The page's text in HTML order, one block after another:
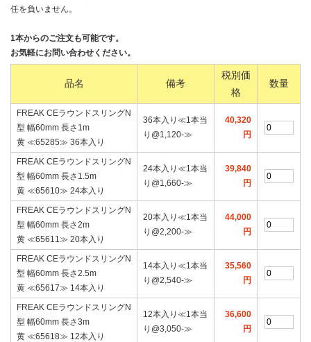
任を負いません。
1本からのご注文も可能です。
お気軽にお問い合わせください。
品名 備考
税別価
格
数量
FREAK CEラウンドスリングN
型 幅60mm 長さ1m
黄 ≪65285≫ 36本入り
36本入り≪1本当
り@1,120‐≫
40,320
円
FREAK CEラウンドスリングN
型 幅60mm 長さ1.5m
黄 ≪65610≫ 24本入り
24本入り≪1本当
り@1,660‐≫
39,840
円
FREAK CEラウンドスリングN
型 幅60mm 長さ2m
黄 ≪65611≫ 20本入り
20本入り≪1本当
り@2,200‐≫
44,000
円
FREAK CEラウンドスリングN
型 幅60mm 長さ2.5m
黄 ≪65617≫ 14本入り
14本入り≪1本当
り@2,540‐≫
35,560
円
FREAK CEラウンドスリングN
型 幅60mm 長さ3m
黄 ≪65618≫ 12本入り
12本入り≪1本当
り@3,050‐≫
36,600
円